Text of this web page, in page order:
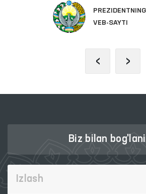
PREZIDENTNING RASMIY
VEB-SAYTI
‹ ›
Biz bilan